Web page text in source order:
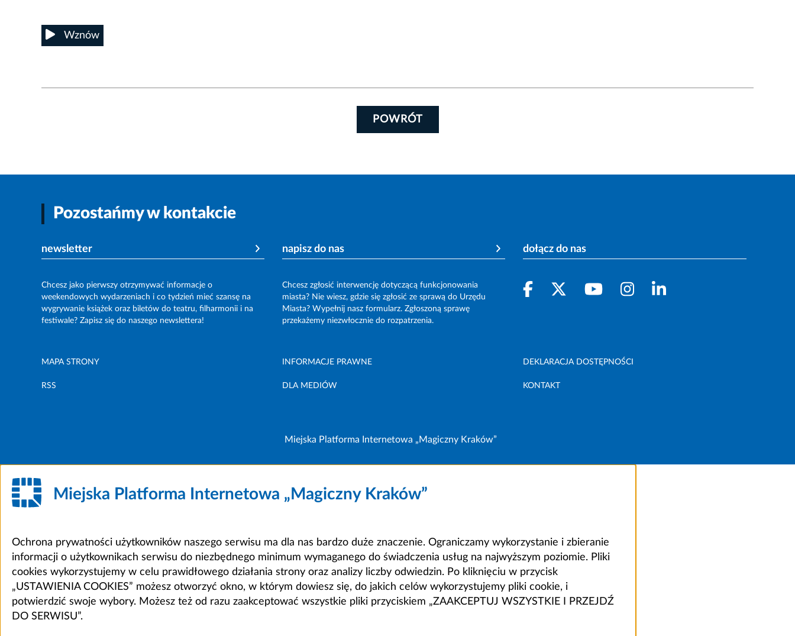
Wznów
POWRÓT
Pozostańmy w kontakcie
newsletter
Chcesz jako pierwszy otrzymywać informacje o
weekendowych wydarzeniach i co tydzień mieć szansę na
wygrywanie książek oraz biletów do teatru, filharmonii i na
festiwale? Zapisz się do naszego newslettera!
napisz do nas
Chcesz zgłosić interwencję dotyczącą funkcjonowania
miasta? Nie wiesz, gdzie się zgłosić ze sprawą do Urzędu
Miasta? Wypełnij nasz formularz. Zgłoszoną sprawę
przekażemy niezwłocznie do rozpatrzenia.
dołącz do nas
MAPA STRONY INFORMACJE PRAWNE DEKLARACJA DOSTĘPNOŚCI
RSS DLA MEDIÓW KONTAKT
Miejska Platforma Internetowa „Magiczny Kraków”
Miejska Platforma Internetowa „Magiczny Kraków”
Ochrona prywatności użytkowników naszego serwisu ma dla nas bardzo duże znaczenie. Ograniczamy wykorzystanie i zbieranie
informacji o użytkownikach serwisu do niezbędnego minimum wymaganego do świadczenia usług na najwyższym poziomie. Pliki
cookies wykorzystujemy w celu prawidłowego działania strony oraz analizy liczby odwiedzin. Po kliknięciu w przycisk
„USTAWIENIA COOKIES” możesz otworzyć okno, w którym dowiesz się, do jakich celów wykorzystujemy pliki cookie, i
potwierdzić swoje wybory. Możesz też od razu zaakceptować wszystkie pliki przyciskiem „ZAAKCEPTUJ WSZYSTKIE I PRZEJDŹ
DO SERWISU”.